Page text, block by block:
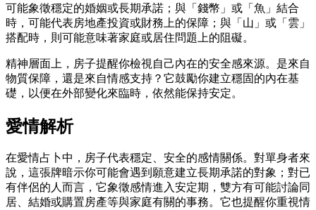
可能象徵穩定的婚姻或長期承諾；與「錢幣」或「魚」結合
時，可能代表房地產投資或財務上的保障；與「山」或「雲」
搭配時，則可能意味著家庭或居住問題上的阻礙。
精神層面上，房子提醒你檢視自己內在的安全感來源。是來自
物質保障，還是來自情感支持？它鼓勵你建立穩固的內在基
礎，以便在外部變化來臨時，依然能保持安定。
愛情解析
在愛情占卜中，房子代表穩定、安全的感情關係。對單身者來
說，這張牌暗示你可能會遇到願意建立長期承諾的對象；對已
有伴侶的人而言，它象徵感情進入安定期，雙方有可能討論同
居、結婚或購置房產等與家庭有關的事務。它也提醒你重視情